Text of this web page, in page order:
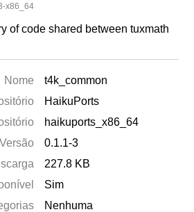
x86_64
of code shared between tuxmath
Nome
t4k_common
HaikuPorts
haikuports_x86_64
Versão
0.1.1-3
227.8 KB
Sim
Nenhuma